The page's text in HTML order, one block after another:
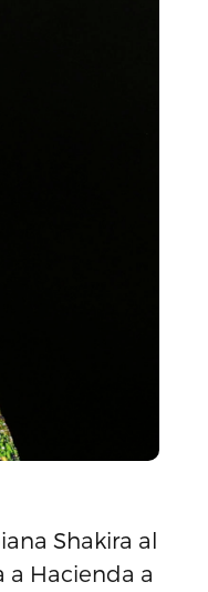
Shakira al
a Hacienda a